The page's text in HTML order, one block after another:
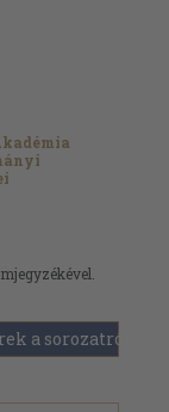
a sorozatról